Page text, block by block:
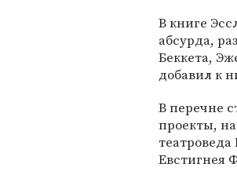
В книге
абсурда,
Беккета,
добавил к
В перечне
проекты,
Евстигнея